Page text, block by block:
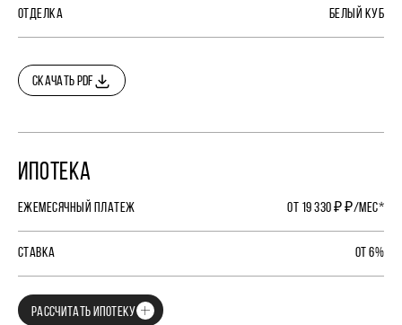
ОТДЕЛКА БЕЛЫЙ КУБ
СКАЧАТЬ PDF
ИПОТЕКА
ЕЖЕМЕСЯЧНЫЙ ПЛАТЕЖ ОТ 19 330 ₽ ₽/МЕС*
СТАВКА ОТ 6%
РАССЧИТАТЬ ИПОТЕКУ